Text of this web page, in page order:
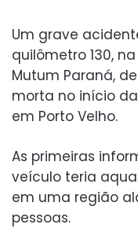
Um grave
quilômetro 130,
Mutum Paraná,
morta no início
em Porto Velho.
As primeiras
veículo teria
em uma região
pessoas.